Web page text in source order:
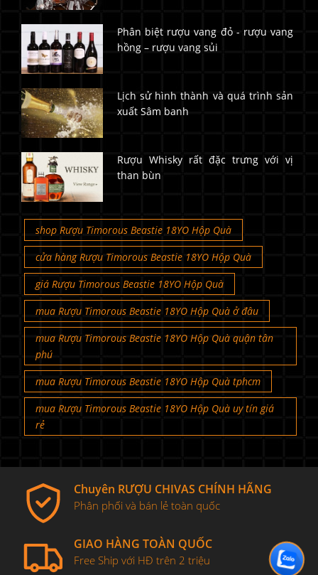
Phân biệt rượu vang đỏ - rượu vang
hồng – rượu vang sủi
Lịch sử hình thành và quá trình sản
xuất Sâm banh
Rượu Whisky rất đặc trưng với vị
than bùn
shop Rượu Timorous Beastie 18YO Hộp Quà
cửa hàng Rượu Timorous Beastie 18YO Hộp Quà
giá Rượu Timorous Beastie 18YO Hộp Quà
mua Rượu Timorous Beastie 18YO Hộp Quà ở đâu
mua Rượu Timorous Beastie 18YO Hộp Quà quận tân
phú
mua Rượu Timorous Beastie 18YO Hộp Quà tphcm
mua Rượu Timorous Beastie 18YO Hộp Quà uy tín giá
rẻ
Chuyên RƯỢU CHIVAS CHÍNH HÃNG
Phân phối và bán lẻ toàn quốc
GIAO HÀNG TOÀN QUỐC
Free Ship với HĐ trên 2 triệu